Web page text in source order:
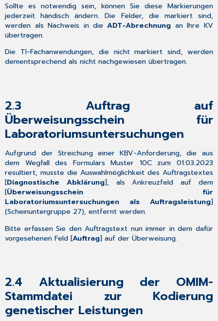
Neue
Version
des
HÄVG-
Prüfmoduls
3.11.1
aus
der
Welt!
4.1
Informationen
rund
um
die
Telematikinfrastruktur
in
Ihrer
zum
Konnektor-
Update
5.1.8
Sollte es notwendig sein, können Sie diese Markierungen
jederzeit händisch ändern. Die Felder, die markiert sind,
werden als Nachweis in dieADT-Abrechnung an Ihre KV
übertragen.
Die TI-Fachanwendungen, die nicht markiert sind, werden
dementsprechend als nicht nachgewiesen übertragen.
2.3 Auftrag auf
Überweisungsschein für
Laboratoriumsuntersuchungen
Aufgrund der Streichung einer KBV-Anforderung, die aus
dem Wegfall des Formulars Muster 10C zum 01.03.2023
resultiert, musste die Auswahlmöglichkeit des Auftragstextes
[Diagnostische Abklärung], als Ankreuzfeld auf dem
[Überweisungsschein für
Laboratoriumsuntersuchungen als Auftragsleistung]
(Scheinuntergruppe 27), entfernt werden.
Bitte erfassen Sie den Auftragstext nun immer in dem dafür
vorgesehenen Feld [Auftrag] auf der Überweisung.
2.4 Aktualisierung der OMIM-
Stammdatei zur Kodierung
genetischer Leistungen